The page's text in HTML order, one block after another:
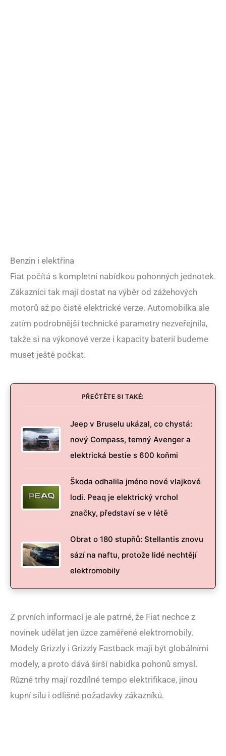
Benzin i elektřina
Fiat počítá s kompletní nabídkou pohonných jednotek.
Zákazníci tak mají dostat na výběr od zážehových
motorů až po čistě elektrické verze. Automobilka ale
zatím podrobnější technické parametry nezveřejnila,
takže si na výkonové verze i kapacity baterií budeme
muset ještě počkat.
PŘEČTĚTE SI TAKÉ:
Jeep v Bruselu ukázal, co chystá:
nový Compass, temný Avenger a
elektrická bestie s 600 koňmi
Škoda odhalila jméno nové vlajkové
lodi. Peaq je elektrický vrchol
značky, představí se v létě
Obrat o 180 stupňů: Stellantis znovu
sází na naftu, protože lidé nechtějí
elektromobily
Z prvních informací je ale patrné, že Fiat nechce z
novinek udělat jen úzce zaměřené elektromobily.
Modely Grizzly i Grizzly Fastback mají být globálními
modely, a proto dává širší nabídka pohonů smysl.
Různé trhy mají rozdílné tempo elektrifikace, jinou
kupní sílu i odlišné požadavky zákazníků.